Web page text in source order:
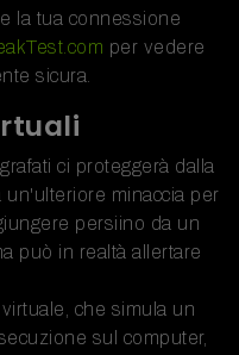
la tua connessione
per vedere
sicura.
ci proteggerà dalla
un'ulteriore minaccia per
persiino da un
può in realtà allertare
che simula un
sul computer,